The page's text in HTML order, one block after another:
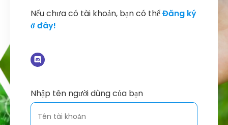
Nếu chưa có tài khoản, bạn có thểĐăng ký
ở đây!
Nhập tên người dùng của bạn